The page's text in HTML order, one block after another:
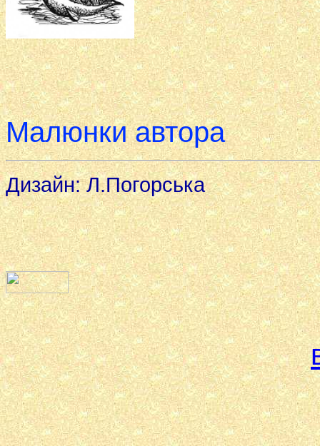
Малюнки автора
Дизайн: Л.Погорська